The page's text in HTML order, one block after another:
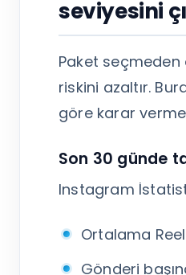
seviyesini
Paket seçmeden
riskini azaltır.
göre karar
Son 30 günde
Instagram
Ortalama
Gönderi